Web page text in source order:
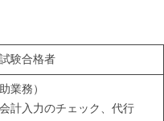
験合格者
業務）
計入力のチェック、代行